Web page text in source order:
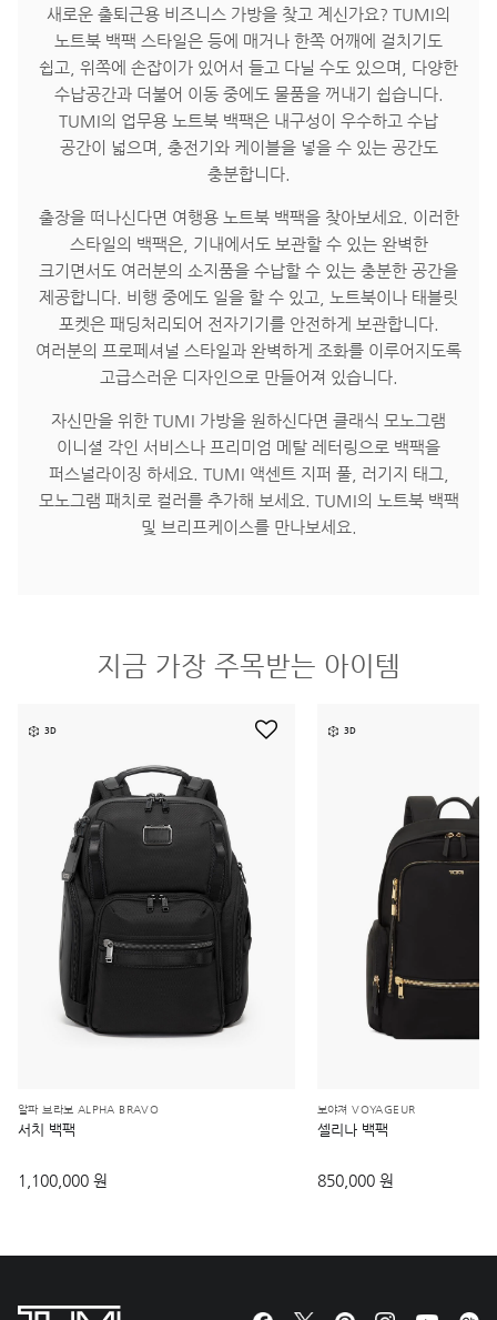
새로운 출퇴근용 비즈니스 가방을 찾고 계신가요? TUMI의
노트북 백팩 스타일은 등에 매거나 한쪽 어깨에 걸치기도
쉽고, 위쪽에 손잡이가 있어서 들고 다닐 수도 있으며, 다양한
수납공간과 더불어 이동 중에도 물품을 꺼내기 쉽습니다.
TUMI의 업무용 노트북 백팩은 내구성이 우수하고 수납
공간이 넓으며, 충전기와 케이블을 넣을 수 있는 공간도
충분합니다.
출장을 떠나신다면 여행용 노트북 백팩을 찾아보세요. 이러한
스타일의 백팩은, 기내에서도 보관할 수 있는 완벽한
크기면서도 여러분의 소지품을 수납할 수 있는 충분한 공간을
제공합니다. 비행 중에도 일을 할 수 있고, 노트북이나 태블릿
포켓은 패딩처리되어 전자기기를 안전하게 보관합니다.
여러분의 프로페셔널 스타일과 완벽하게 조화를 이루어지도록
고급스러운 디자인으로 만들어져 있습니다.
자신만을 위한 TUMI 가방을 원하신다면 클래식 모노그램
이니셜 각인 서비스나 프리미엄 메탈 레터링으로 백팩을
퍼스널라이징 하세요. TUMI 액센트 지퍼 풀, 러기지 태그,
모노그램 패치로 컬러를 추가해 보세요. TUMI의 노트북 백팩
및 브리프케이스를 만나보세요.
지금 가장 주목받는 아이템
3D
알파 브라보 ALPHA BRAVO
서치 백팩
1,100,000 원
3D
보야져 VOYAGEUR
셀리나 백팩
850,000 원